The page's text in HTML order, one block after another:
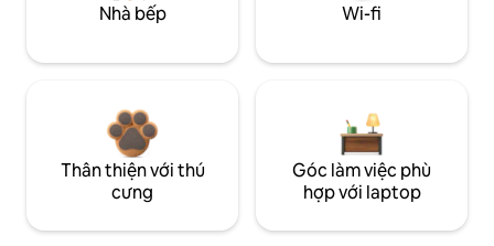
Nhà bếp Wi-fi
Thân thiện với thú
cưng
Góc làm việc phù
hợp với laptop